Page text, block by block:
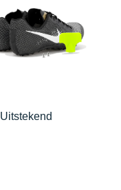
Uitstekend